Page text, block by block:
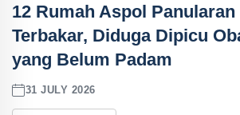
12 Rumah Aspol
Terbakar, Diduga Dipicu
yang Belum Padam
31 JULY 2026